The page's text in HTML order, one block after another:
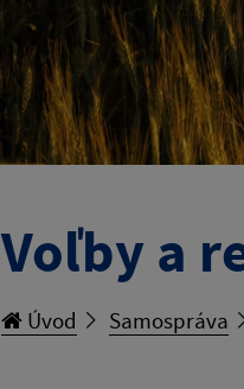
Voľby a
Úvod Samospráva